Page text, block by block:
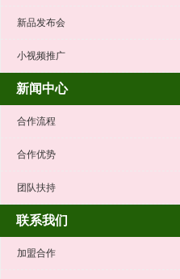
新品发布会
小视频推广
新闻中心
合作流程
合作优势
团队扶持
联系我们
加盟合作